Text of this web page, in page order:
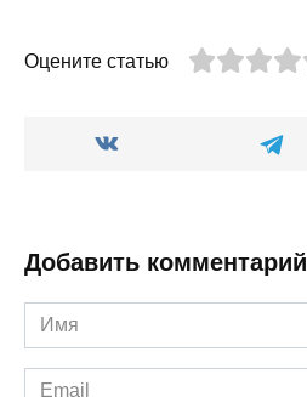
Оцените статью
Добавить комментарий
Имя
*
Email